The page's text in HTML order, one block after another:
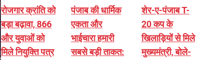
रोजगार क्रांति को
बड़ा बढ़ावा, 866
और युवाओं को
मिले नियुक्ति पत्र
पंजाब की धार्मिक
एकता और
भाईचारा हमारी
सबसे बड़ी ताकत:
शेर-ए-पंजाब T-
20 कप के
खिलाड़ियों से मिले
मुख्यमंत्री, बोले-